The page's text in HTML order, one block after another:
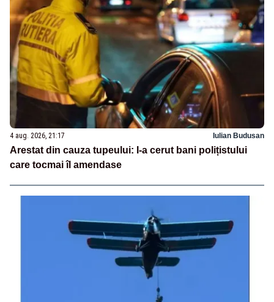
4 aug. 2026, 21:17 Iulian Budusan
Arestat din cauza tupeului: I-a cerut bani polițistului
care tocmai îl amendase